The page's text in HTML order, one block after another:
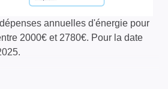
annuelles d'énergie pour
2000€ et 2780€. Pour la date